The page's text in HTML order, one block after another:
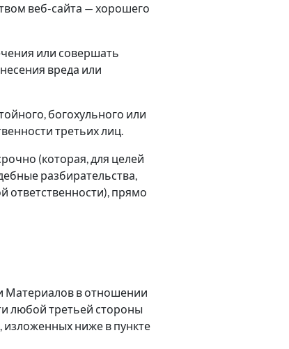
веб-сайта — хорошего
или совершать
вреда или
богохульного или
третьих лиц.
(которая, для целей
разбирательства,
ответственности), прямо
Материалов в отношении
любой третьей стороны
ниже в пункте